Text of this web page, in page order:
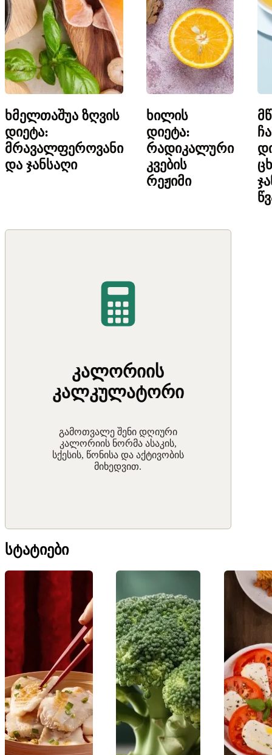
ხმელთაშუა ზღვის
დიეტა:
მრავალფეროვანი
და ჯანსაღი
ხილის
დიეტა:
რადიკალური
კვების
რეჟიმი
კალორიის
კალკულატორი
გამოთვალე შენი დღიური
კალორიის ნორმა ასაკის,
სქესის, წონისა და აქტივობის
მიხედვით.
ᲡᲢᲐᲢᲘᲔᲑᲘ